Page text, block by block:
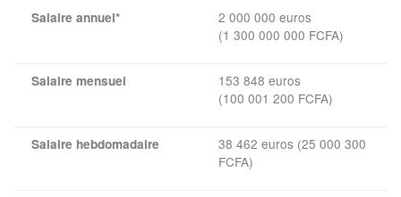
Salaire annuel*
2 000 000 euros
(1 300 000 000 FCFA)
Salaire mensuel
153 848 euros
(100 001 200 FCFA)
Salaire hebdomadaire
38 462 euros (25 000 300
FCFA)